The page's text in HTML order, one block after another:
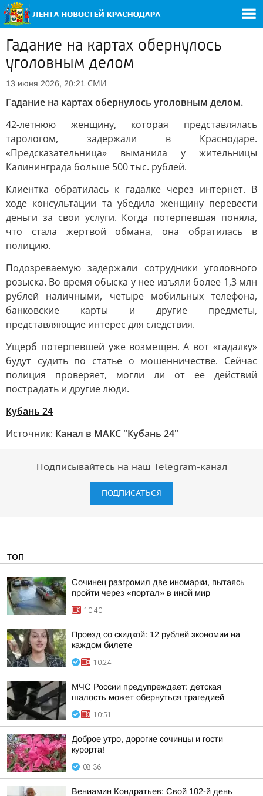
Гадание на картах обернулось
уголовным делом
13 июня 2026, 20:21 СМИ
Гадание на картах обернулось уголовным делом.
42-летнюю женщину, которая представлялась
тарологом, задержали в Краснодаре.
«Предсказательница» выманила у жительницы
Калининграда больше 500 тыс. рублей.
Клиентка обратилась к гадалке через интернет. В
ходе консультации та убедила женщину перевести
деньги за свои услуги. Когда потерпевшая поняла,
что стала жертвой обмана, она обратилась в
полицию.
Подозреваемую задержали сотрудники уголовного
розыска. Во время обыска у нее изъяли более 1,3 млн
рублей наличными, четыре мобильных телефона,
банковские карты и другие предметы,
представляющие интерес для следствия.
Ущерб потерпевшей уже возмещен. А вот «гадалку»
будут судить по статье о мошенничестве. Сейчас
полиция проверяет, могли ли от ее действий
пострадать и другие люди.
Кубань 24
Источник: Канал в МАКС "Кубань 24"
Подписывайтесь на наш Telegram-канал
ПОДПИСАТЬСЯ
ТОП
Сочинец разгромил две иномарки, пытаясь
пройти через «портал» в иной мир
10:40
Проезд со скидкой: 12 рублей экономии на
каждом билете
10:24
МЧС России предупреждает: детская
шалость может обернуться трагедией
10:51
Доброе утро, дорогие сочинцы и гости
курорта!
08:36
Вениамин Кондратьев: Свой 102-й день